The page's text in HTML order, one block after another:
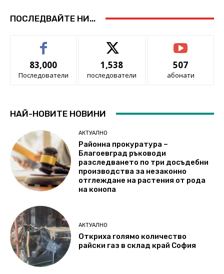
ПОСЛЕДВАЙТЕ НИ...
83,000
Последователи
1,538
последователи
507
абонати
НАЙ-НОВИТЕ НОВИНИ
АКТУАЛНО
Районна прокуратура –
Благоевград ръководи
разследването по три досъдебни
производства за незаконно
отглеждане на растения от рода
на конопа
АКТУАЛНО
Откриха голямо количество
райски газ в склад край София